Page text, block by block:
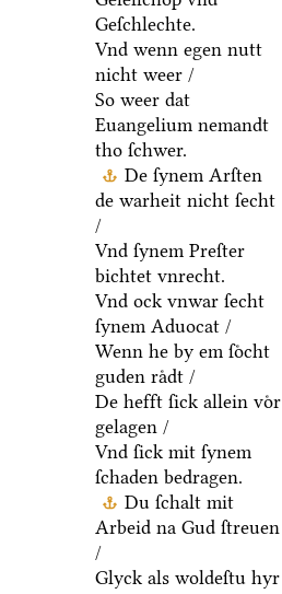
Geſchlechte.
Vnd wenn egen nutt
nicht weer /
So weer dat
Euangelium nemandt
tho ſchwer.
De ſynem Arſten
de warheit nicht ſecht
/
Vnd ſynem Preſter
bichtet vnrecht.
Vnd ock vnwar ſecht
ſynem Aduocat /
Wenn he by em ſoͤcht
guden raͤdt /
De hefft ſick allein voͤr
gelagen /
Vnd ſick mit ſynem
ſchaden bedragen.
Du ſchalt mit
Arbeid na Gud ſtreuen
/
Glyck als woldeſtu hyr